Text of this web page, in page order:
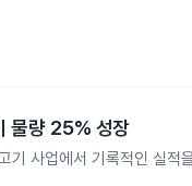
물량 25% 성장
사업에서 기록적인 실적